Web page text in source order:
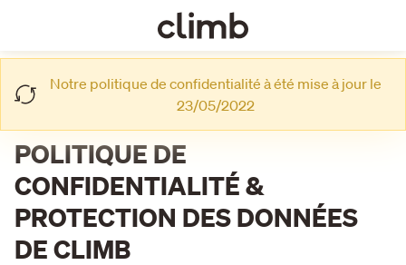
Notre politique de confidentialité à été mise à jour le
23/05/2022
POLITIQUE DE
CONFIDENTIALITÉ &
PROTECTION DES DONNÉES
DE CLIMB